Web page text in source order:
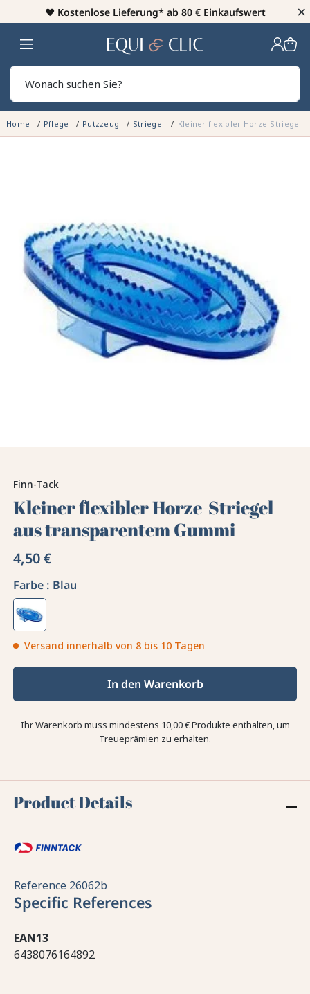
♥️ Kostenlose Lieferung* ab 80 € Einkaufswert ×
Heim
Home Pflege Putzzeug Striegel Kleiner flexibler Horze-Striegel
Finn-Tack
Kleiner flexibler Horze-Striegel
aus transparentem Gummi
4,50 €
Farbe : Blau
Versand innerhalb von 8 bis 10 Tagen
In den Warenkorb
Ihr Warenkorb muss mindestens 10,00 € Produkte enthalten, um
Treueprämien zu erhalten.
Product Details
Reference 26062b
Specific References
EAN13
6438076164892